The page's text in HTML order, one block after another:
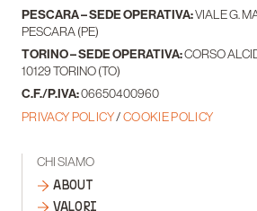
PESCARA – SEDE OPERATIVA:VIALE G.
PESCARA (PE)
TORINO – SEDE OPERATIVA:CORSO
10129 TORINO (TO)
C.F./P.IVA:06650400960
PRIVACY POLICY/COOKIE POLICY
CHI SIAMO
ABOUT
VALORI